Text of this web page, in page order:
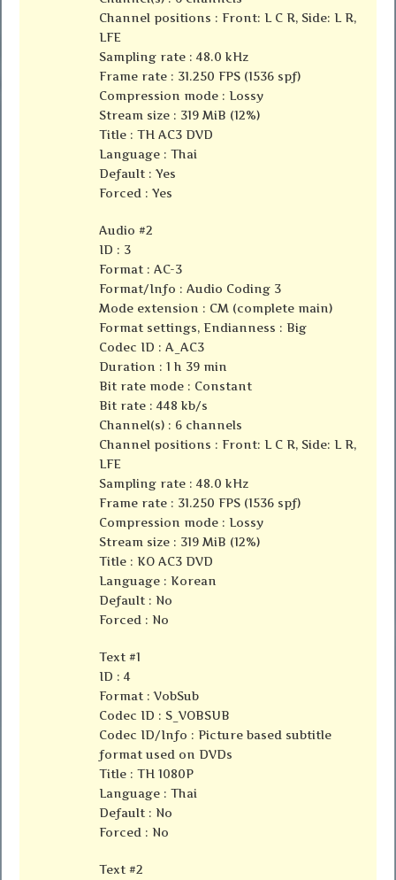
Channel positions : Front: L C R, Side: L R,
LFE
Sampling rate : 48.0 kHz
Frame rate : 31.250 FPS (1536 spf)
Compression mode : Lossy
Stream size : 319 MiB (12%)
Title : TH AC3 DVD
Language : Thai
Default : Yes
Forced : Yes
Audio #2
ID : 3
Format : AC-3
Format/Info : Audio Coding 3
Mode extension : CM (complete main)
Format settings, Endianness : Big
Codec ID : A_AC3
Duration : 1 h 39 min
Bit rate mode : Constant
Bit rate : 448 kb/s
Channel(s) : 6 channels
Channel positions : Front: L C R, Side: L R,
LFE
Sampling rate : 48.0 kHz
Frame rate : 31.250 FPS (1536 spf)
Compression mode : Lossy
Stream size : 319 MiB (12%)
Title : KO AC3 DVD
Language : Korean
Default : No
Forced : No
Text #1
ID : 4
Format : VobSub
Codec ID : S_VOBSUB
Codec ID/Info : Picture based subtitle
format used on DVDs
Title : TH 1080P
Language : Thai
Default : No
Forced : No
Text #2